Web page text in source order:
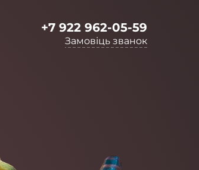
+7 922 962-05-59
Замовіць званок